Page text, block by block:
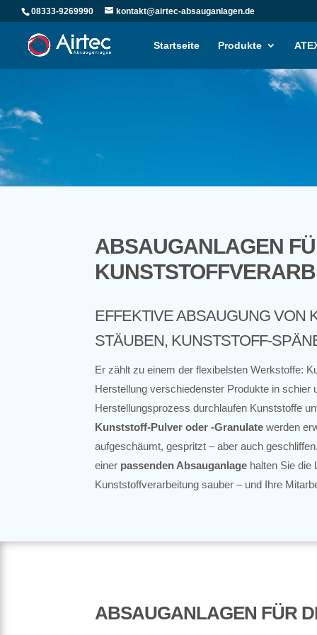
08333-9269990 kontakt@airtec-absauganlagen.de
Startseite Produkte
ABSAUGANLAGEN
EFFEKTIVE ABSAUGUNG VON
STÄUBEN, KUNSTSTOFF-
Er zählt zu einem der flexibelsten Werkstoffe:
Herstellung verschiedenster Produkte in schier
Herstellungsprozess durchlaufen Kunststoffe
Kunststoff-Pulver oder -Granulate werden
aufgeschäumt, gespritzt – aber auch
einer passenden Absauganlage halten Sie die
Kunststoffverarbeitung sauber – und Ihre
ABSAUGANLAGEN FÜR